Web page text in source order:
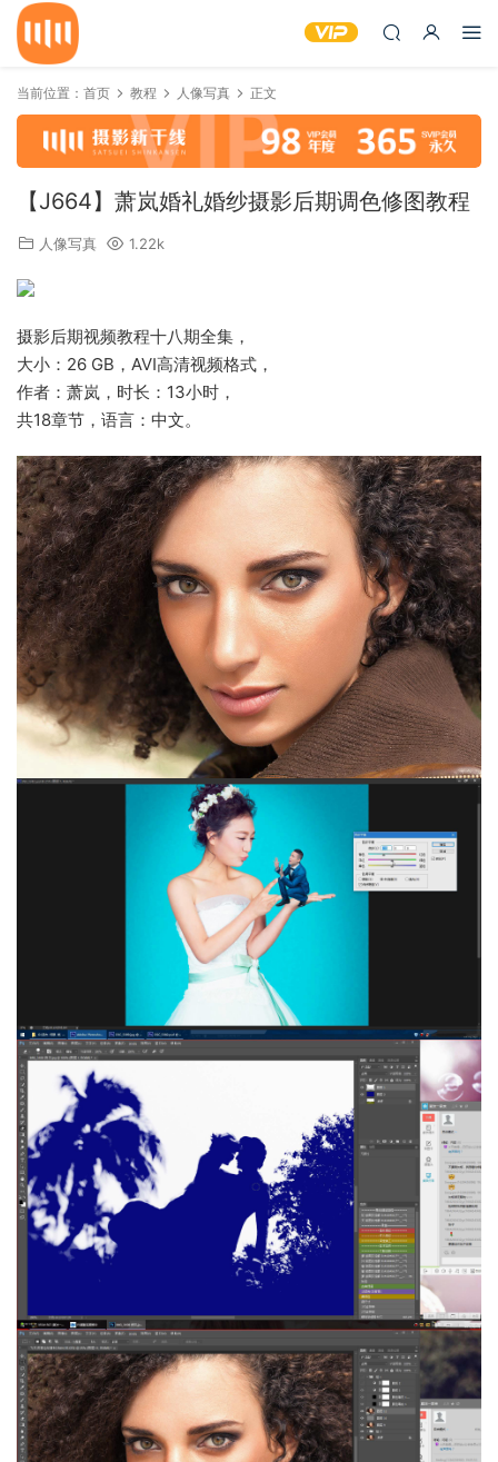
当前位置： 首页 教程 人像写真 正文
【J664】萧岚婚礼婚纱摄影后期调色修图教程
人像写真 1.22k
摄影后期视频教程十八期全集，
大小：26 GB，AVI高清视频格式，
作者：萧岚，时长：13小时，
共18章节，语言：中文。